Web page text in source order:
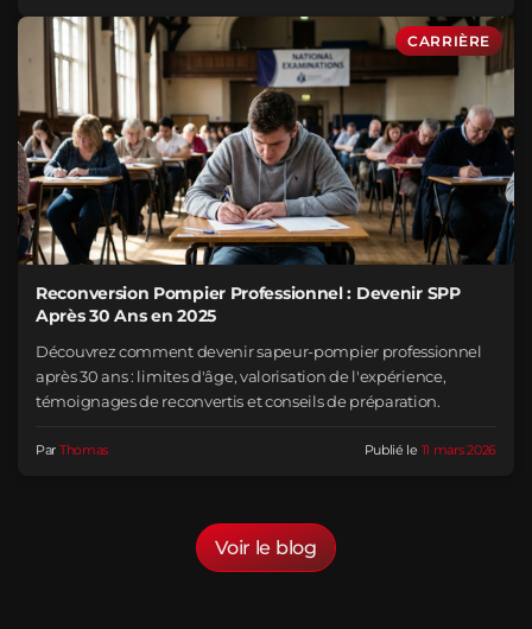
CARRIÈRE
Reconversion Pompier Professionnel : Devenir SPP
Après 30 Ans en 2025
Découvrez comment devenir sapeur-pompier professionnel
après 30 ans : limites d'âge, valorisation de l'expérience,
témoignages de reconvertis et conseils de préparation.
Par Thomas Publié le 11 mars 2026
Voir le blog